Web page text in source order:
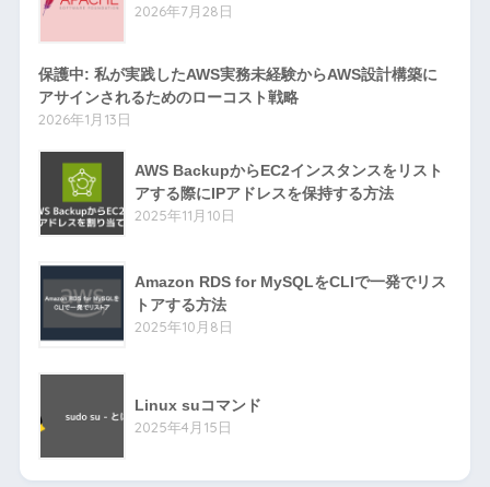
2026年7月28日
保護中: 私が実践したAWS実務未経験からAWS設計構築に
アサインされるためのローコスト戦略
2026年1月13日
AWS BackupからEC2インスタンスをリスト
アする際にIPアドレスを保持する方法
2025年11月10日
Amazon RDS for MySQLをCLIで一発でリス
トアする方法
2025年10月8日
Linux suコマンド
2025年4月15日